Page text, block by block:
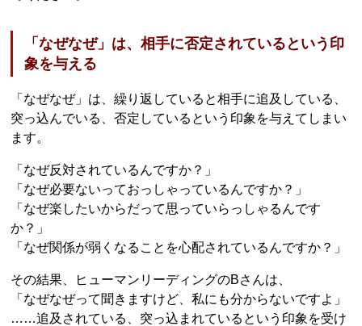
「なぜなぜ」は、相手に否定されているという印
象を与える
「なぜなぜ」は、繰り返していると相手に追及している、
突っ込んでいる、否定しているという印象を与えてしまい
ます。
「なぜ反対されているんですか？」
「なぜ必要ないっておっしゃっているんですか？」
「なぜ楽したいからだって思っていらっしゃるんです
か？」
「なぜ関係が弱くなることを心配されているんですか？」
その結果、ヒューマンリーディングのBさんは、
「なぜなぜって聞きますけど、私にも分からないですよ」
……追及されている、突っ込まれているという印象を受け